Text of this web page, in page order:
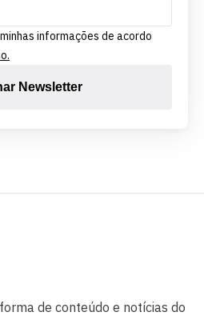
informações de acordo
Newsletter
de conteúdo e notícias do